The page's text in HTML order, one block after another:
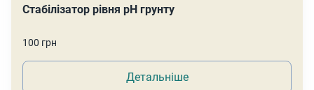
Стабілізатор рівня pH грунту
100 грн
Детальніше